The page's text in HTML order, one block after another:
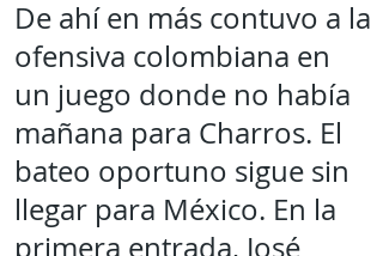
De ahí en más contuvo a la
ofensiva colombiana en
un juego donde no había
mañana para Charros. El
bateo oportuno sigue sin
llegar para México. En la
primera entrada, José